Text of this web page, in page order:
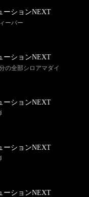
ーションNEXT
ーバー
ーションNEXT
の全部シロアマダイ
ーションNEXT
ーションNEXT
ーションNEXT